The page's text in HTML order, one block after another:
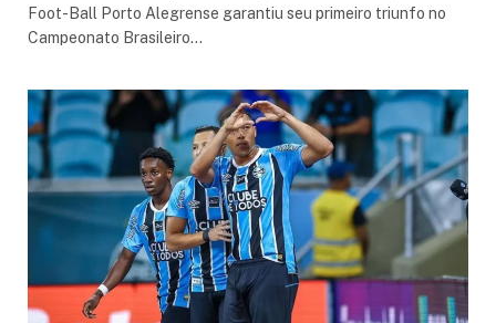
Foot-Ball Porto Alegrense garantiu seu primeiro triunfo no
Campeonato Brasileiro…